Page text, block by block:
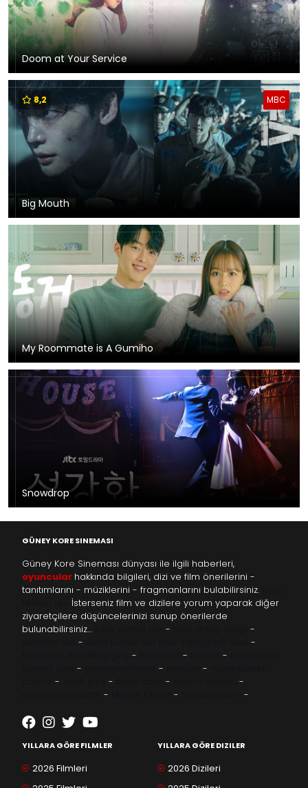
Doom at Your Service
MBC
8,2
Big Mouth
My Roommate is A Gumiho
Snowdrop
GÜNEY KORE SINEMASI
Güney Kore Sineması dünyası ile ilgili haberleri,
oyuncular hakkında bilgileri, dizi ve film önerilerini -
tanıtımlarını - müziklerini - fragmanlarını bulabilirsiniz.
İsterseniz film ve dizilere yorum yaparak diğer
ziyaretçilere düşüncelerinizi sunup önerilerde
bulunabilirsiniz…
-
-
-
-
- - -
- - -
- - -
-
- - -
YILLARA GÖRE FILMLER
2026 Filmleri
YILLARA GÖRE DIZILER
2026 Dizileri